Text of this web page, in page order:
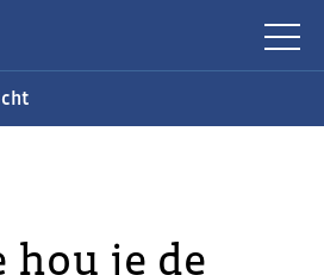
hou je de